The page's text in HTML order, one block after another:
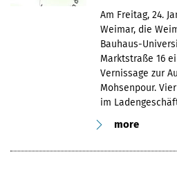
Am Freitag, 24.
Weimar, die
Bauhaus-
Marktstraße 16
Vernissage zur
Mohsenpour.
im
more